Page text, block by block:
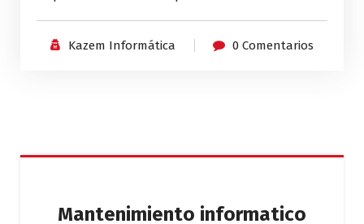
Kazem Informática 0 Comentarios
Mantenimiento informatico